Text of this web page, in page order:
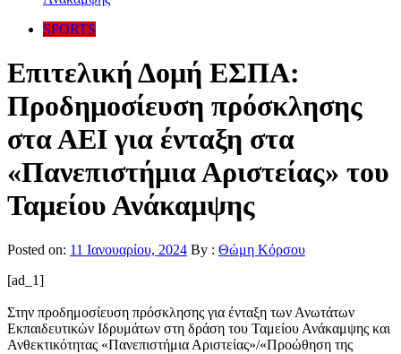
SPORTS
Επιτελική Δομή ΕΣΠΑ:
Προδημοσίευση πρόσκλησης
στα ΑΕΙ για ένταξη στα
«Πανεπιστήμια Αριστείας» του
Ταμείου Ανάκαμψης
Posted on: 11 Ιανουαρίου, 2024 By : Θώμη Κόρσου
[ad_1]
Στην προδημοσίευση πρόσκλησης για ένταξη των Ανωτάτων
Εκπαιδευτικών Ιδρυμάτων στη δράση του Ταμείου Ανάκαμψης και
Ανθεκτικότητας «Πανεπιστήμια Αριστείας»/«Προώθηση της